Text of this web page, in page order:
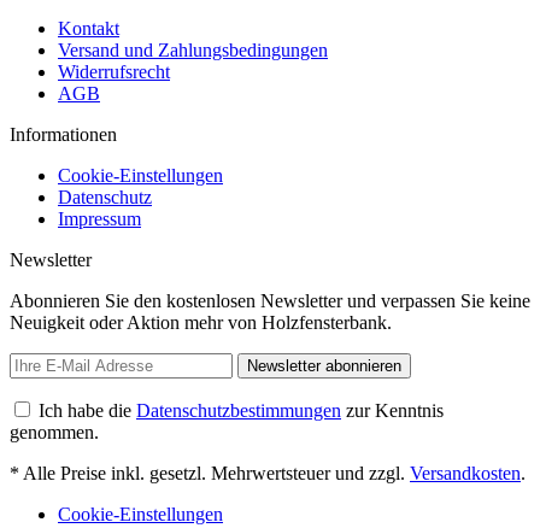
Kontakt
Versand und Zahlungsbedingungen
Widerrufsrecht
AGB
Informationen
Cookie-Einstellungen
Datenschutz
Impressum
Newsletter
Abonnieren Sie den kostenlosen Newsletter und verpassen Sie keine
Neuigkeit oder Aktion mehr von Holzfensterbank.
Newsletter abonnieren
Ich habe die Datenschutzbestimmungen zur Kenntnis
genommen.
* Alle Preise inkl. gesetzl. Mehrwertsteuer und zzgl. Versandkosten.
Cookie-Einstellungen